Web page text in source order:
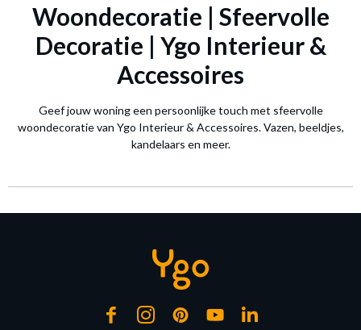
Woondecoratie | Sfeervolle
Decoratie | Ygo Interieur &
Accessoires
Geef jouw woning een persoonlijke touch met sfeervolle
woondecoratie van Ygo Interieur & Accessoires. Vazen, beeldjes,
kandelaars en meer.